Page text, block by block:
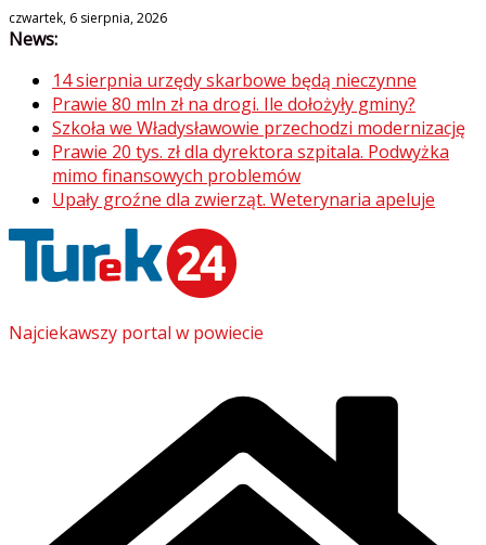
Skip
to
czwartek, 6 sierpnia, 2026
News:
14 sierpnia urzędy skarbowe będą nieczynne
Prawie 80 mln zł na drogi. Ile dołożyły gminy?
Szkoła we Władysławowie przechodzi modernizację
Prawie 20 tys. zł dla dyrektora szpitala. Podwyżka
mimo finansowych problemów
Upały groźne dla zwierząt. Weterynaria apeluje
Najciekawszy portal w powiecie